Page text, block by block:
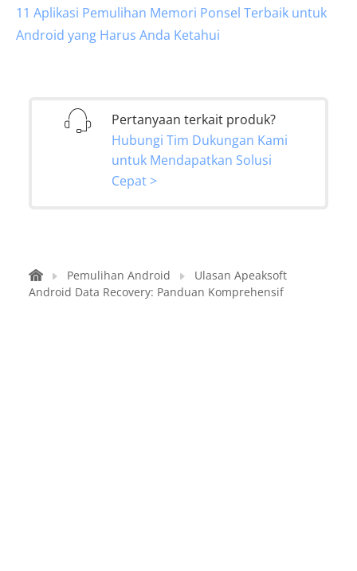
11 Aplikasi Pemulihan Memori Ponsel Terbaik untuk
Android yang Harus Anda Ketahui
Pertanyaan terkait produk?
Hubungi Tim Dukungan Kami
untuk Mendapatkan Solusi
Cepat >
Pemulihan Android
Ulasan Apeaksoft
Android Data Recovery: Panduan Komprehensif